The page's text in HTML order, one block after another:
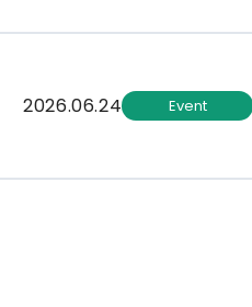
2026.06.24 Event